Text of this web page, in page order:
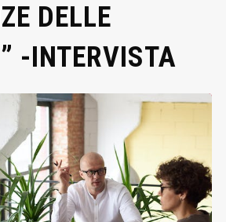
DELLE
-INTERVISTA